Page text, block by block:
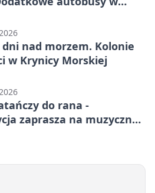
dni nad morzem. Kolonie
w Krynicy Morskiej
do rana -
zaprasza na muzyczną